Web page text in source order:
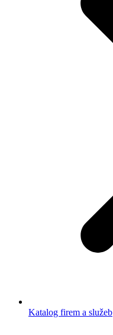
Katalog firem a služeb